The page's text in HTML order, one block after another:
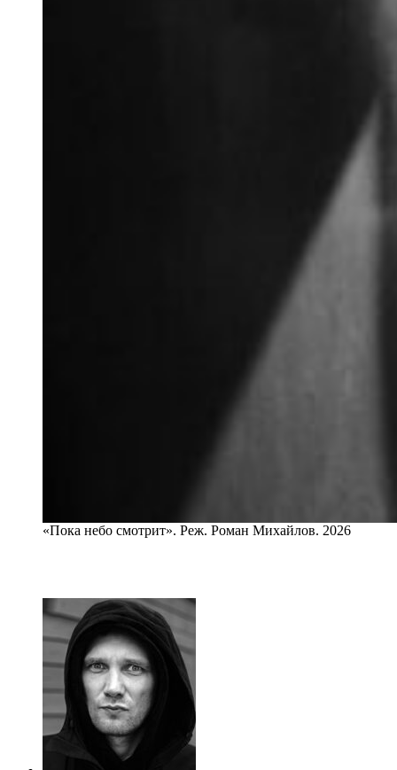
«Пока небо смотрит». Реж. Роман Михайлов. 2026